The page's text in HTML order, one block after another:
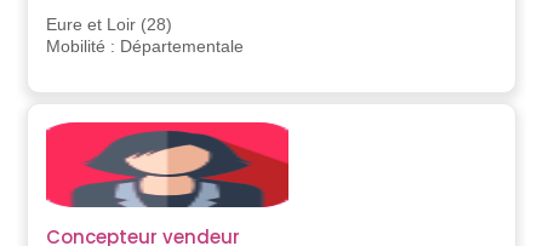
Eure et Loir (28)
Mobilité : Départementale
Concepteur vendeur